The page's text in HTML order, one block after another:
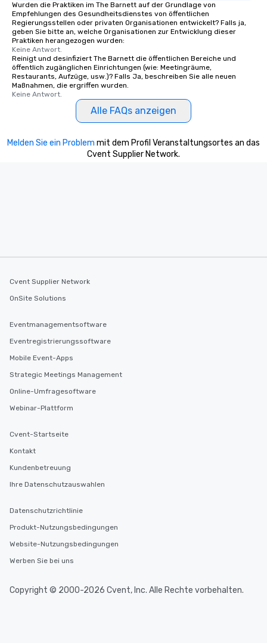
Wurden die Praktiken im The Barnett auf der Grundlage von
Empfehlungen des Gesundheitsdienstes von öffentlichen
Regierungsstellen oder privaten Organisationen entwickelt? Falls ja,
geben Sie bitte an, welche Organisationen zur Entwicklung dieser
Praktiken herangezogen wurden:
Keine Antwort.
Reinigt und desinfiziert The Barnett die öffentlichen Bereiche und
öffentlich zugänglichen Einrichtungen (wie: Meetingräume,
Restaurants, Aufzüge, usw.)? Falls Ja, beschreiben Sie alle neuen
Maßnahmen, die ergriffen wurden.
Keine Antwort.
Alle FAQs anzeigen
Melden Sie ein Problem mit dem Profil Veranstaltungsortes an das
Cvent Supplier Network.
Cvent Supplier Network
OnSite Solutions
Eventmanagementsoftware
Eventregistrierungssoftware
Mobile Event-Apps
Strategic Meetings Management
Online-Umfragesoftware
Webinar-Plattform
Cvent-Startseite
Kontakt
Kundenbetreuung
Ihre Datenschutzauswahlen
Datenschutzrichtlinie
Produkt-Nutzungsbedingungen
Website-Nutzungsbedingungen
Werben Sie bei uns
Copyright © 2000-2026 Cvent, Inc. Alle Rechte vorbehalten.